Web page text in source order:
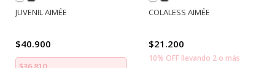
JUVENIL AIMÉE
$40.900
COLALESS AIMÉE
$21.200
10% OFF llevando 2 o más